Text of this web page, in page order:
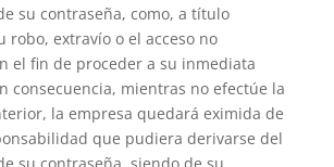
su contraseña, como, a título
robo, extravío o el acceso no
el fin de proceder a su inmediata
consecuencia, mientras no efectúe la
la empresa quedará eximida de
que pudiera derivarse del